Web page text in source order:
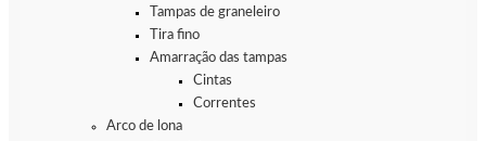
Tampas de graneleiro
Tira fino
Amarração das tampas
Cintas
Correntes
Arco de lona